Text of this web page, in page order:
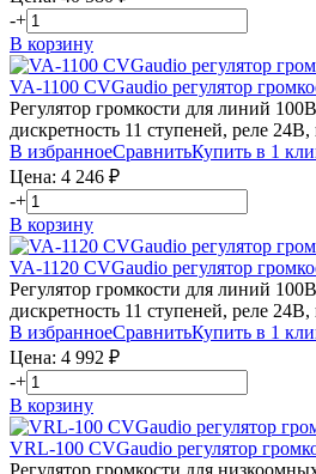
-+
В корзину
VA-1100 CVGaudio регулятор
Регулятор громкости для линий
дискретность 11 ступеней, реле
В избранноеСравнитьКупить в 1
Цена: 4 246 ₽
-+
В корзину
VA-1120 CVGaudio регулятор
Регулятор громкости для линий
дискретность 11 ступеней, реле
В избранноеСравнитьКупить в 1
Цена: 4 992 ₽
-+
В корзину
VRL-100 CVGaudio регулятор
Регулятор громкости для